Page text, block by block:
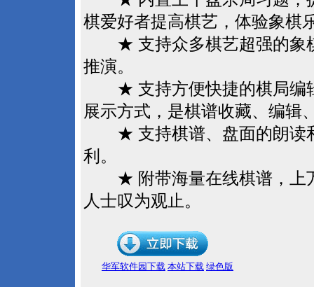
棋爱好者提高棋艺，体验象棋
★ 支持众多棋艺超强的象棋
推演。
★ 支持方便快捷的棋局编辑
展示方式，是棋谱收藏、编辑
★ 支持棋谱、盘面的朗读和
利。
★ 附带海量在线棋谱，上
人士叹为观止。
华军软件园下载 本站下载 绿色版